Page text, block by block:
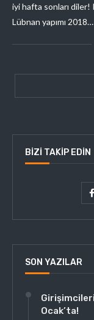
iyi hafta sonları
Lübnan yapımı 2018…
BIZI TAKIP EDIN
SON YAZILAR
Ocak’ta!